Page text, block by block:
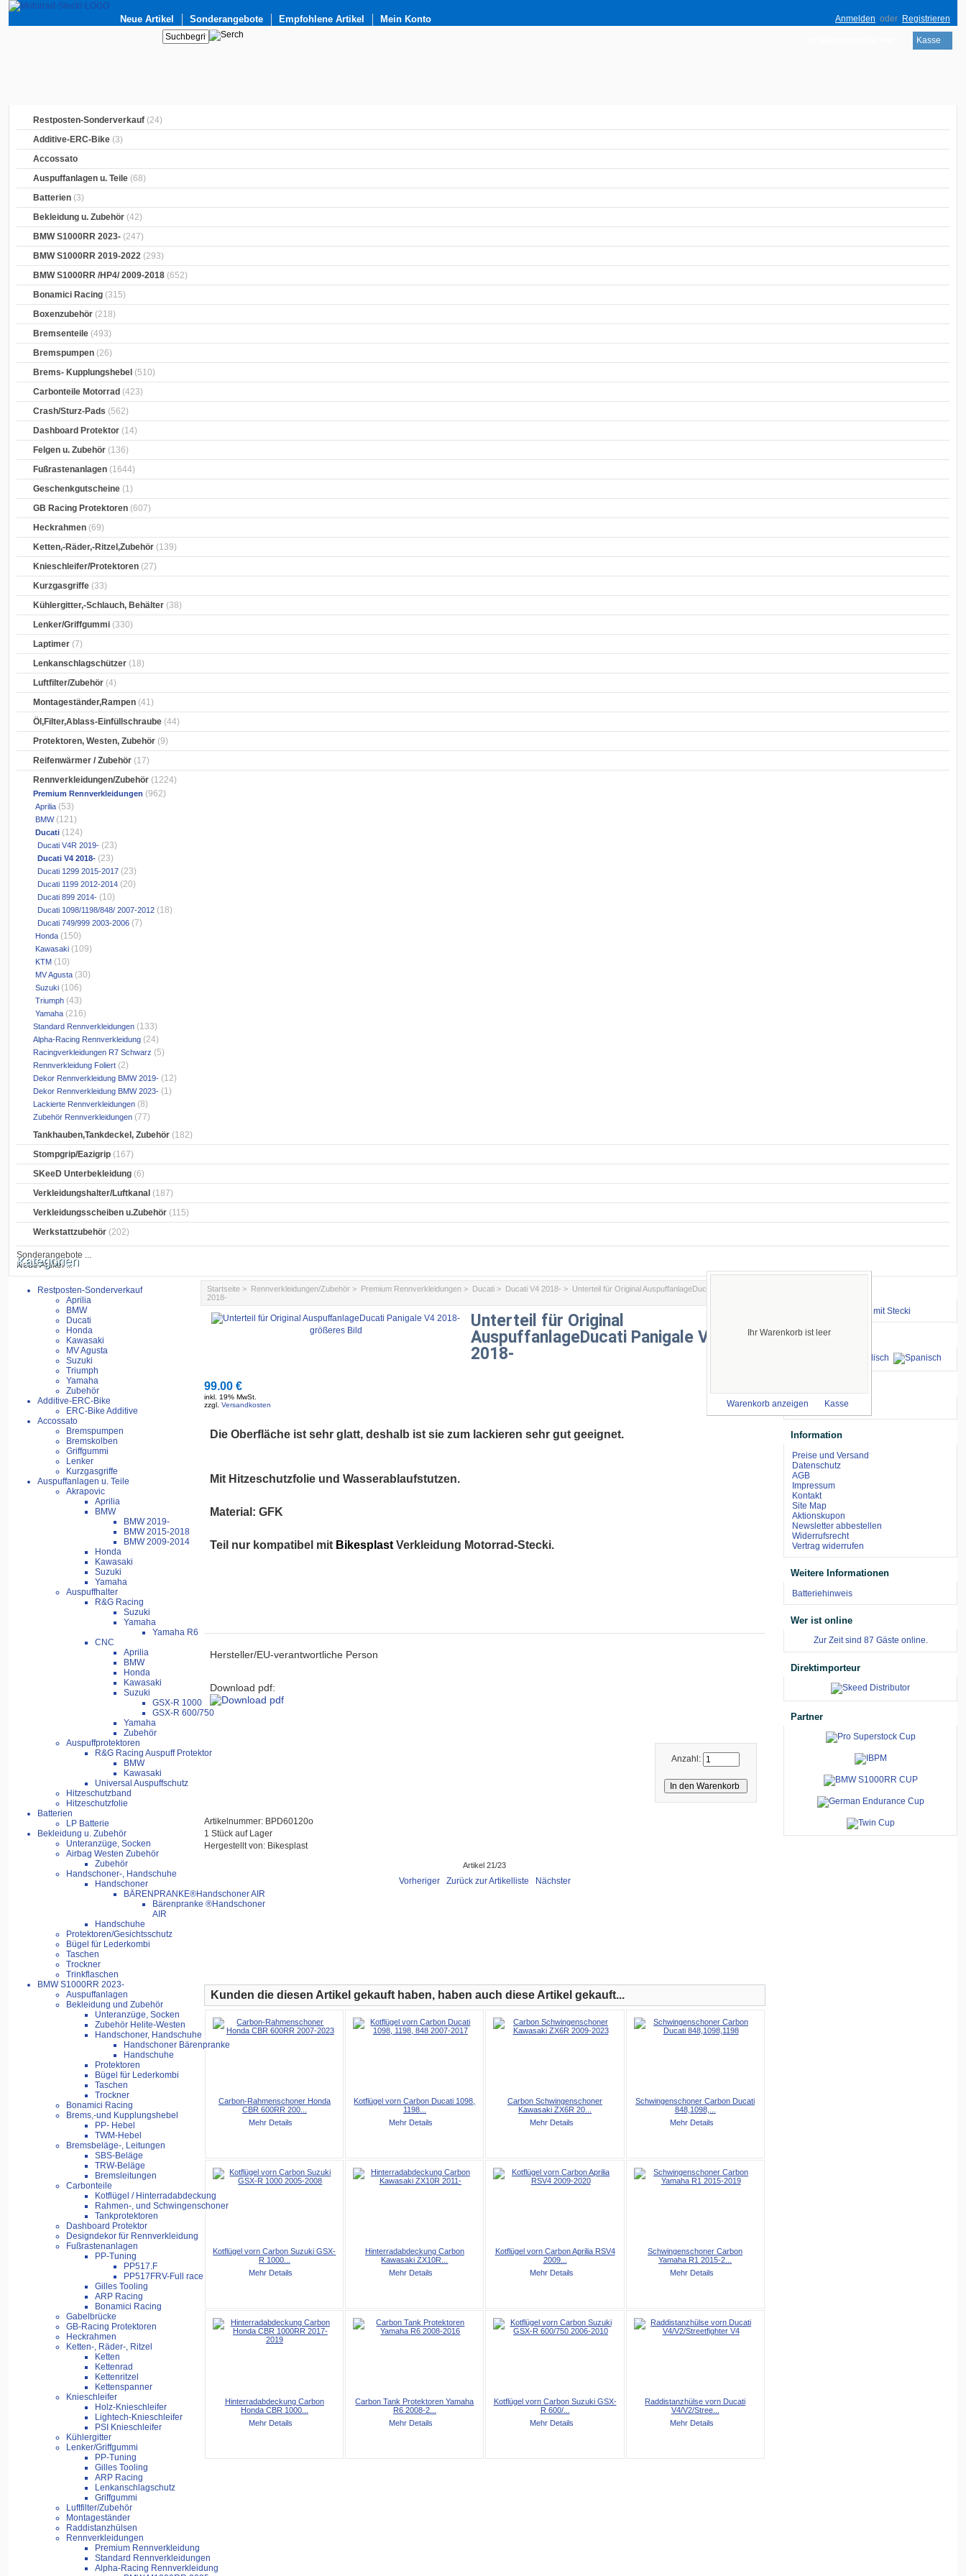
Neue Artikel Sonderangebote Empfohlene Artikel Mein Konto Anmelden oder Registrieren
Kasse
Restposten-Sonderverkauf (24)
Additive-ERC-Bike (3)
Accossato
Auspuffanlagen u. Teile (68)
Batterien (3)
Bekleidung u. Zubehör (42)
BMW S1000RR 2023- (247)
BMW S1000RR 2019-2022 (293)
BMW S1000RR /HP4/ 2009-2018 (652)
Bonamici Racing (315)
Boxenzubehör (218)
Bremsenteile (493)
Bremspumpen (26)
Brems- Kupplungshebel (510)
Carbonteile Motorrad (423)
Crash/Sturz-Pads (562)
Dashboard Protektor (14)
Felgen u. Zubehör (136)
Fußrastenanlagen (1644)
Geschenkgutscheine (1)
GB Racing Protektoren (607)
Heckrahmen (69)
Ketten,-Räder,-Ritzel,Zubehör (139)
Knieschleifer/Protektoren (27)
Kurzgasgriffe (33)
Kühlergitter,-Schlauch, Behälter (38)
Lenker/Griffgummi (330)
Laptimer (7)
Lenkanschlagschützer (18)
Luftfilter/Zubehör (4)
Montageständer,Rampen (41)
Öl,Filter,Ablass-Einfüllschraube (44)
Protektoren, Westen, Zubehör (9)
Reifenwärmer / Zubehör (17)
Rennverkleidungen/Zubehör (1224)
Premium Rennverkleidungen (962)
Aprilia (53)
BMW(121)
Ducati (124)
Ducati V4R 2019- (23)
Ducati V4 2018- (23)
Ducati 1299 2015-2017 (23)
Ducati 1199 2012-2014 (20)
Ducati 899 2014- (10)
Ducati 1098/1198/848/ 2007-2012 (18)
Ducati 749/999 2003-2006 (7)
Honda (150)
Kawasaki (109)
KTM (10)
MV Agusta (30)
Suzuki (106)
Triumph (43)
Yamaha (216)
Standard Rennverkleidungen (133)
Alpha-Racing Rennverkleidung (24)
Racingverkleidungen R7 Schwarz (5)
Rennverkleidung Foliert (2)
Dekor Rennverkleidung BMW 2019- (12)
Dekor Rennverkleidung BMW 2023- (1)
Lackierte Rennverkleidungen (8)
Zubehör Rennverkleidungen (77)
Tankhauben,Tankdeckel, Zubehör (182)
Stompgrip/Eazigrip (167)
SKeeD Unterbekleidung (6)
Verkleidungshalter/Luftkanal (187)
Verkleidungsscheiben u.Zubehör (115)
Werkstattzubehör (202)
Sonderangebote ...
Neue Artikel ...
Ihr Warenkorb ist leer
Warenkorb anzeigen Kasse
Kategorien
Restposten-Sonderverkauf
Aprilia
BMW
Ducati
Honda
Kawasaki
MV Agusta
Suzuki
Triumph
Yamaha
Zubehör
Additive-ERC-Bike
ERC-Bike Additive
Accossato
Bremspumpen
Bremskolben
Griffgummi
Lenker
Kurzgasgriffe
Auspuffanlagen u. Teile
Akrapovic
Aprilia
BMW
BMW 2019-
BMW 2015-2018
BMW 2009-2014
Honda
Kawasaki
Suzuki
Yamaha
Auspuffhalter
R&G Racing
Suzuki
Yamaha
Yamaha R6
CNC
Aprilia
BMW
Honda
Kawasaki
Suzuki
GSX-R 1000
GSX-R 600/750
Yamaha
Zubehör
Auspuffprotektoren
R&G Racing Auspuff Protektor
BMW
Kawasaki
Universal Auspuffschutz
Hitzeschutzband
Hitzeschutzfolie
Batterien
LP Batterie
Bekleidung u. Zubehör
Unteranzüge, Socken
Airbag Westen Zubehör
Zubehör
Handschoner-, Handschuhe
Handschoner
BÄRENPRANKE®Handschoner AIR
Bärenpranke ®Handschoner
AIR
Handschuhe
Protektoren/Gesichtsschutz
Bügel für Lederkombi
Taschen
Trockner
Trinkflaschen
BMW S1000RR 2023-
Auspuffanlagen
Bekleidung und Zubehör
Unteranzüge, Socken
Zubehör Helite-Westen
Handschoner, Handschuhe
Handschoner Bärenpranke
Handschuhe
Protektoren
Bügel für Lederkombi
Taschen
Trockner
Bonamici Racing
Brems,-und Kupplungshebel
PP- Hebel
TWM-Hebel
Bremsbeläge-, Leitungen
SBS-Beläge
TRW-Beläge
Bremsleitungen
Carbonteile
Kotflügel / Hinterradabdeckung
Rahmen-, und Schwingenschoner
Tankprotektoren
Dashboard Protektor
Designdekor für Rennverkleidung
Fußrastenanlagen
PP-Tuning
PP517.F
PP517FRV-Full race
Gilles Tooling
ARP Racing
Bonamici Racing
Gabelbrücke
GB-Racing Protektoren
Heckrahmen
Ketten-, Räder-, Ritzel
Ketten
Kettenrad
Kettenritzel
Kettenspanner
Knieschleifer
Holz-Knieschleifer
Lightech-Knieschleifer
PSI Knieschleifer
Kühlergitter
Lenker/Griffgummi
PP-Tuning
Gilles Tooling
ARP Racing
Lenkanschlagschutz
Griffgummi
Luftfilter/Zubehör
Montageständer
Raddistanzhülsen
Rennverkleidungen
Premium Rennverkleidung
Standard Rennverkleidungen
Alpha-Racing Rennverkleidung
Startseite > Rennverkleidungen/Zubehör > Premium Rennverkleidungen > Ducati > Ducati V4 2018- > Unterteil für Original AuspuffanlageDucati Panigale V4
2018-
größeres Bild
Unterteil für Original
AuspuffanlageDucati Panigale V4
2018-
99.00 €
inkl. 19% MwSt.
zzgl.Versandkosten
Die Oberfläche ist sehr glatt, deshalb ist sie zum lackieren sehr gut geeignet.
Mit Hitzeschutzfolie und Wasserablaufstutzen.
Material: GFK
Teil nur kompatibel mit BikesplastVerkleidung Motorrad-Stecki.
Hersteller/EU-verantwortliche Person
Download pdf:
Anzahl:
Artikelnummer: BPD60120o
1 Stück auf Lager
Hergestellt von: Bikesplast
Artikel 21/23
Vorheriger Zurück zur Artikelliste Nächster
Kunden die diesen Artikel gekauft haben, haben auch diese Artikel gekauft...
Carbon-Rahmenschoner Honda
CBR 600RR 200...
Mehr Details
Kotflügel vorn Carbon Ducati 1098,
1198...
Mehr Details
Carbon Schwingenschoner
Kawasaki ZX6R 20...
Mehr Details
Schwingenschoner Carbon Ducati
848,1098,...
Mehr Details
Kotflügel vorn Carbon Suzuki GSX-
R 1000...
Mehr Details
Hinterradabdeckung Carbon
Kawasaki ZX10R...
Mehr Details
Kotflügel vorn Carbon Aprilia RSV4
2009...
Mehr Details
Schwingenschoner Carbon
Yamaha R1 2015-2...
Mehr Details
Hinterradabdeckung Carbon
Honda CBR 1000...
Mehr Details
Carbon Tank Protektoren Yamaha
R6 2008-2...
Mehr Details
Kotflügel vorn Carbon Suzuki GSX-
R 600/...
Mehr Details
Raddistanzhülse vorn Ducati
V4/V2/Stree...
Mehr Details
⇒ zum Renntraining mit Stecki
Sprachen
Information
Preise und Versand
Datenschutz
AGB
Impressum
Kontakt
Site Map
Aktionskupon
Newsletter abbestellen
Widerrufsrecht
Vertrag widerrufen
Weitere Informationen
Batteriehinweis
Wer ist online
Zur Zeit sind 87 Gäste online.
Direktimporteur
Partner